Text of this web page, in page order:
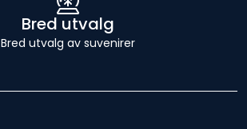
Bred utvalg
Bred utvalg av suvenirer